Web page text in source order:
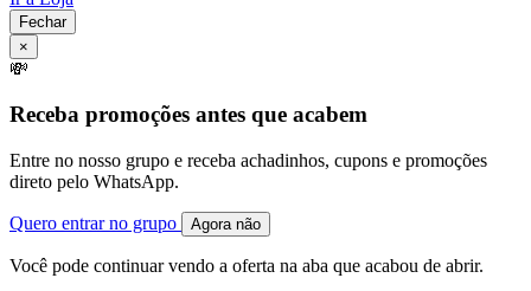
Fechar
×
💸
Receba promoções antes que acabem
Entre no nosso grupo e receba achadinhos, cupons e promoções
direto pelo WhatsApp.
Quero entrar no grupo Agora não
Você pode continuar vendo a oferta na aba que acabou de abrir.